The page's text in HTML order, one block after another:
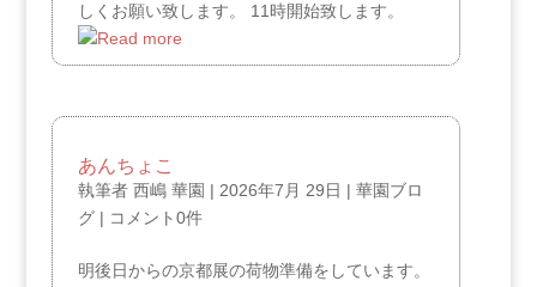
しくお願い致します。 11時開始致します。
あんちょこ
執筆者 西嶋 華園 | 2026年7月 29日 | 華園ブロ
グ| コメント0件
明後日からの京都展の荷物準備をしています。